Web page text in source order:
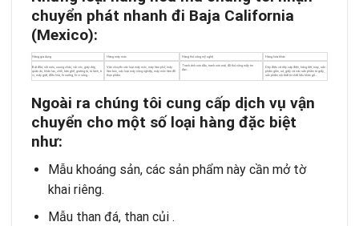
chuyển phát nhanh đi Baja California
(Mexico):
Hàng gia dụng Hàng máy móc Hàng thủ công mỹ nghệ Hàng hóa khác
Bát đũa, nồi niêu, xoong chảo, vải vóc, giày dép,
quần áo, khăn lau, chổi, bàn ghế, giường tủ, tủ lạnh, ti
vi, máy giặt, điều hòa, lò nướng, lò vi sóng…
Vận chuyển các loại máy móc, máy làm phở, máy
làm bún, các loại máy nông nghiệp, máy móc làm đồ
thực phẩm.
Tranh ảnh sơn dầu, tranh sơn mài, đồ thủ công mấy tre
đan…
Dây điện và dây cáp điện, hàng dệt, may, sản
phẩm gốm, sứ, giấy và các sản phẩm từ giấy,
sản phẩm nội thất từ chất liệu khác gỗ…
Ngoài ra chúng tôi cung cấp dịch vụ vận
chuyển cho một sốloại hàng đặc biệt
như:
Mẫu khoáng sản, các sản phẩm này cần mở tờ
khai riêng.
Mẫu than đá, than củi .